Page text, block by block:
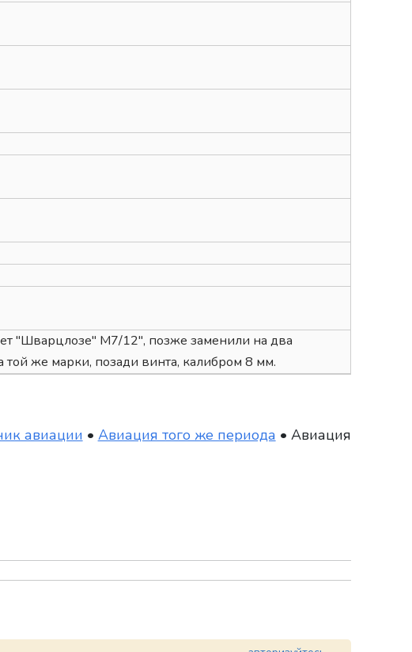
"Шварцлозе" М7/12", позже заменили на два
же марки, позади винта, калибром 8 мм.
авиации • Авиация того же периода • Авиация